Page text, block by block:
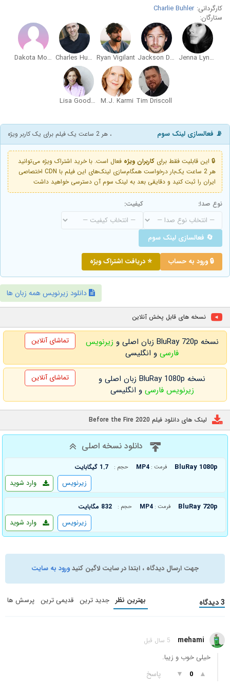
کارگردانی: Charlie Buhler
ستارگان:
Jenna Lyng Adams
Jackson Davis
Ryan Vigilant
Charles Hubbell
Dakota Morrissiey
Tim Driscoll
M.J. Karmi
Lisa Goodman
📡 فعالسازی لینک سوم ، هر 2 ساعت یک فیلم برای یک کاربر ویژه
🔒 این قابلیت فقط برای کاربران ویژه فعال است. با خرید اشتراک ویژه می‌توانید
هر 2 ساعت یک‌بار درخواست همگام‌سازی لینک‌های این فیلم با CDN اختصاصی
ایران را ثبت کنید و دقایقی بعد به لینک سوم آن دسترسی خواهید داشت
نوع صدا: کیفیت:
🔄 فعالسازی لینک سوم
🔒 ورود به حساب ⭐ دریافت اشتراک ویژه
دانلود زیرنویس همه زبان ها
نسخه های قابل پخش آنلاین
نسخه BluRay 720p زبان اصلی و
زیرنویس
فارسیو انگلیسی
تماشای آنلاین
نسخه BluRay 1080p زبان اصلی و
زیرنویس فارسی و انگلیسی
تماشای آنلاین
لینک های دانلود فیلم Before the Fire 2020
دانلود نسخه اصلی
BluRay 1080p فرمت : MP4 حجم : 1.7 گیگابایت
وارد شوید زیرنویس
BluRay 720p فرمت : MP4 حجم : 832 مگابایت
وارد شوید زیرنویس
جهت ارسال دیدگاه ، ابتدا در سایت لاگین کنیدورود به سایت
3 دیدگاه بهترین نظر جدید ترین قدیمی ترین پرسش ها
mehami 5 سال قبل
خیلی خوب و زیبا.
▲
0
▼ پاسخ